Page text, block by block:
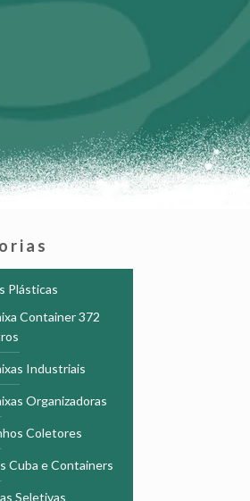
Plásticas
Container 372
Industriais
Organizadoras
Coletores
Cuba e Containers
Seletivas